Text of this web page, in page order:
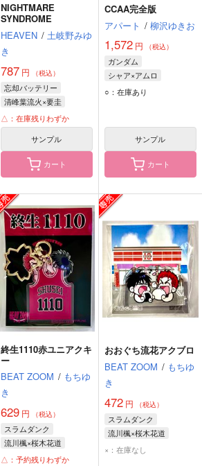
NIGHTMARE
SYNDROME
HEAVEN / 土岐野みゆ
き
787 円 （税込）
忘却バッテリー
清峰葉流火×要圭
清峰葉流火
要圭
△：在庫残りわずか
サンプル
カート
CCAA完全版
アパート / 柳沢ゆきお
1,572円 （税込）
ガンダム
シャア×アムロ
シャア・アズナブル
○：在庫あり
サンプル
カート
終生1110赤ユニアクキ
ー
BEAT ZOOM / もちゆ
き
629 円 （税込）
スラムダンク
流川楓×桜木花道
流川楓
桜木花道
△：予約残りわずか
おおぐち流花アクブロ
BEAT ZOOM / もちゆ
き
472円 （税込）
スラムダンク
流川楓×桜木花道
流川楓
桜木花道
×：在庫なし